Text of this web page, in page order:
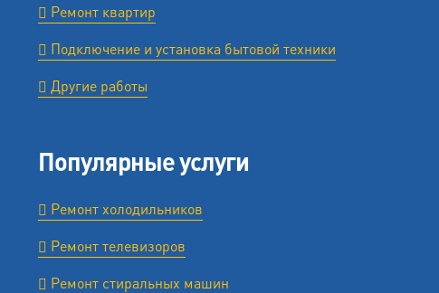
Ремонт квартир
Подключение и установка бытовой техники
Другие работы
Популярные услуги
Ремонт холодильников
Ремонт телевизоров
Ремонт стиральных машин